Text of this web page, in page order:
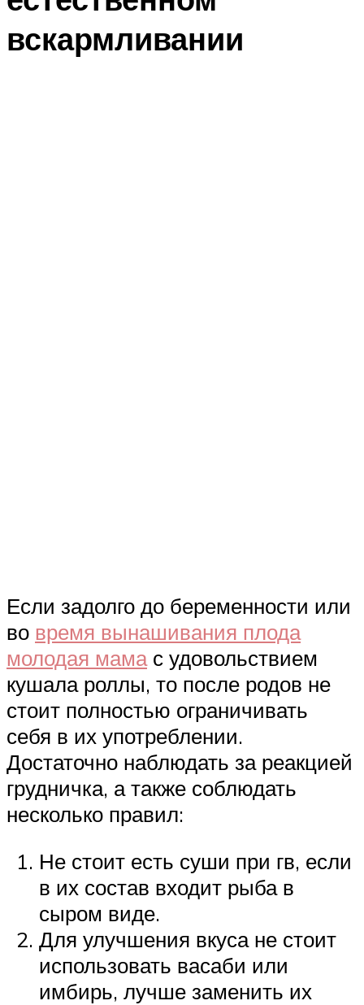
вскармливании
Если задолго до беременности или
во время вынашивания плода
молодая мамас удовольствием
кушала роллы, то после родов не
стоит полностью ограничивать
себя в их употреблении.
Достаточно наблюдать за реакцией
грудничка, а также соблюдать
несколько правил:
Не стоит есть суши при гв, если
в их состав входит рыба в
сыром виде.
Для улучшения вкуса не стоит
использовать васаби или
имбирь, лучше заменить их